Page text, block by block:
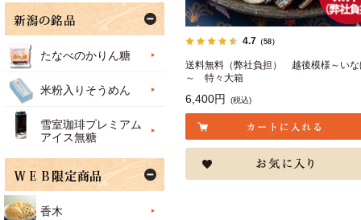
4.7 （58）
送料無料（弊社負担） 越後模様～いな
～ 特々大箱
6,400円 (税込)
たなべのかりん糖
米粉入りそうめん
雪室珈琲プレミアム
アイス無糖
香木